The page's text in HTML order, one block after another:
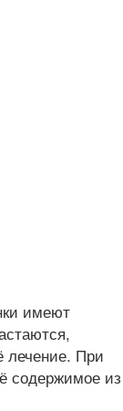
имеют
лечение. При
содержимое из